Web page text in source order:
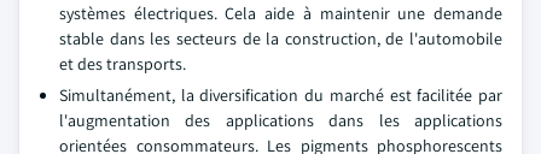
systèmes électriques. Cela aide à maintenir une demande
stable dans les secteurs de la construction, de l'automobile
et des transports.
Simultanément, la diversification du marché est facilitée par
l'augmentation des applications dans les applications
orientées consommateurs. Les pigments phosphorescents